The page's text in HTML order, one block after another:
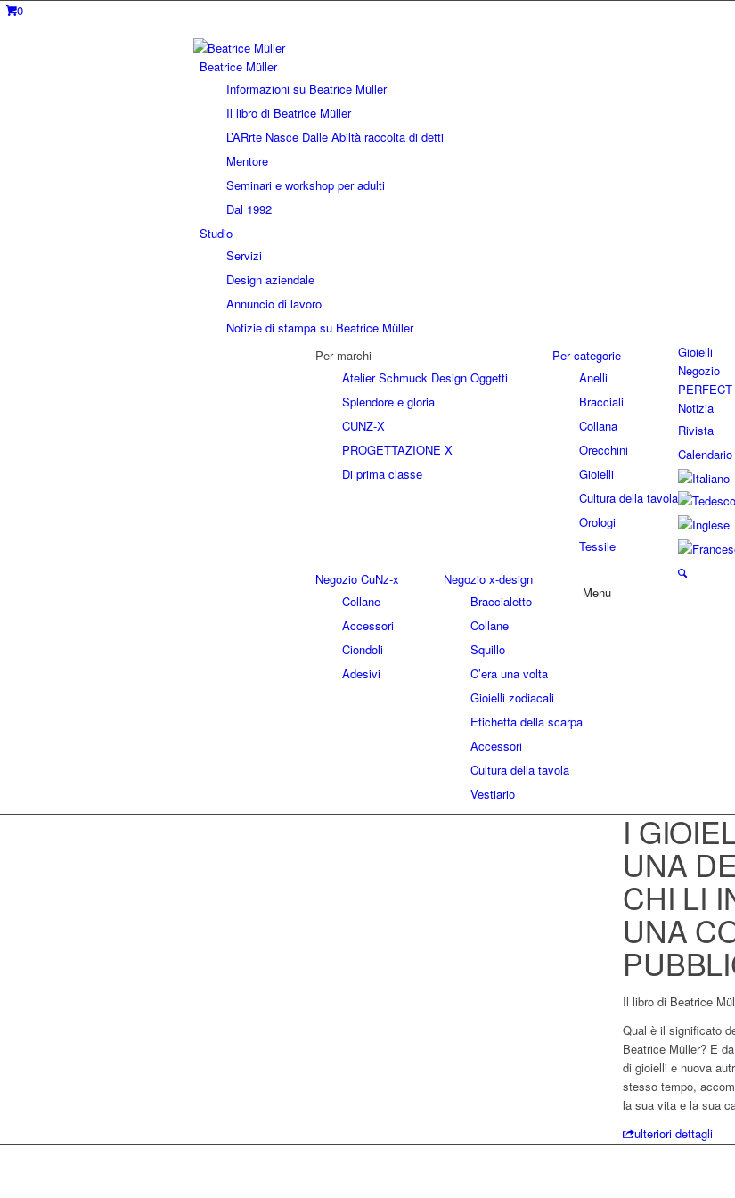
0
Beatrice Müller
Informazioni su Beatrice Müller
Il libro di Beatrice Müller
L’ARrte Nasce Dalle Abiltà raccolta di detti
Mentore
Seminari e workshop per adulti
Dal 1992
Studio
Servizi
Design aziendale
Annuncio di lavoro
Notizie di stampa su Beatrice Müller
Gioielli
Per marchi
Atelier Schmuck Design Oggetti
Splendore e gloria
CUNZ-X
PROGETTAZIONE X
Di prima classe
Per categorie
Anelli
Bracciali
Collana
Orecchini
Gioielli
Cultura della tavola
Orologi
Tessile
Negozio
Negozio CuNz-x
Collane
Accessori
Ciondoli
Adesivi
Negozio x-design
Braccialetto
Collane
Squillo
C’era una volta
Gioielli zodiacali
Etichetta della scarpa
Accessori
Cultura della tavola
Vestiario
Notizia
Rivista
Menu
I
UNA
CHI LI
UNA
Il libro di Beatrice
Qual è il significato
Beatrice Müller? E
di gioielli e nuova
stesso tempo,
la sua vita e la sua
ulteriori dettagli